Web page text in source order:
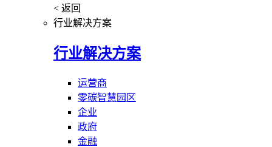
< 返回
行业解决方案
行业解决方案
运营商
零碳智慧园区
企业
政府
金融